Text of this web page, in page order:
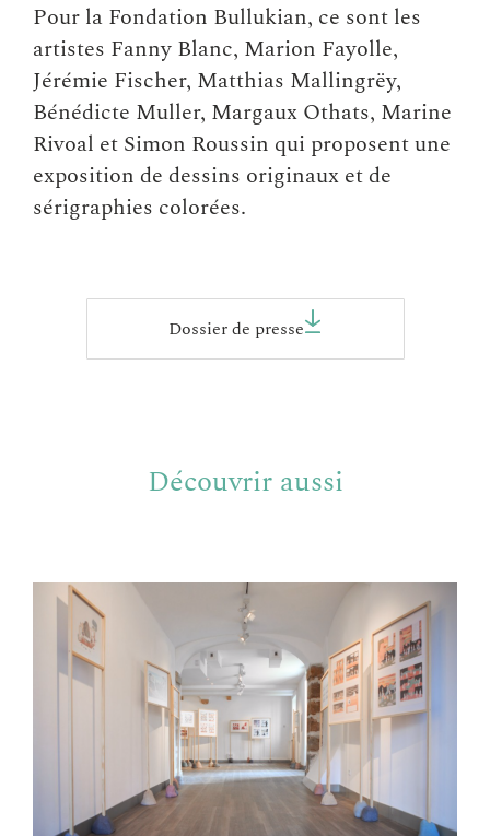
Pour la Fondation Bullukian, ce sont les
artistes Fanny Blanc, Marion Fayolle,
Jérémie Fischer, Matthias Mallingrëy,
Bénédicte Muller, Margaux Othats, Marine
Rivoal et Simon Roussin qui proposent une
exposition de dessins originaux et de
sérigraphies colorées.
Dossier de presse
Découvrir aussi